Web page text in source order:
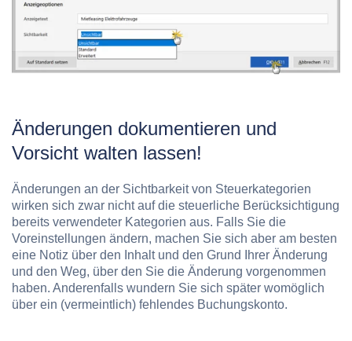
Änderungen dokumentieren und
Vorsicht walten lassen!
Änderungen an der Sichtbarkeit von Steuerkategorien
wirken sich zwar nicht auf die steuerliche Berücksichtigung
bereits verwendeter Kategorien aus. Falls Sie die
Voreinstellungen ändern, machen Sie sich aber am besten
eine Notiz über den Inhalt und den Grund Ihrer Änderung
und den Weg, über den Sie die Änderung vorgenommen
haben. Anderenfalls wundern Sie sich später womöglich
über ein (vermeintlich) fehlendes Buchungskonto.